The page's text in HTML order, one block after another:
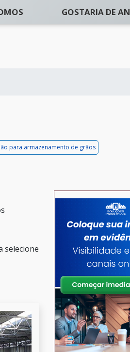
GOSTARIA DE
para armazenamento de grãos
selecione